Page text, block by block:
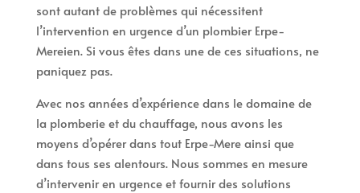
sont autant de problèmes qui nécessitent
l’intervention en urgence d’un plombier Erpe-
Mereien. Si vous êtes dans une de ces situations, ne
paniquez pas.
Avec nos années d’expérience dans le domaine de
la plomberie et du chauffage, nous avons les
moyens d’opérer dans tout Erpe-Mere ainsi que
dans tous ses alentours. Nous sommes en mesure
d’intervenir en urgence et fournir des solutions